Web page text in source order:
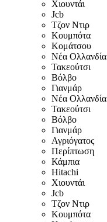
Χιουντάι
Jcb
Τζον Ντιρ
Κουμπότα
Κομάτσου
Νέα Ολλανδία
Τακεούτσι
Βόλβο
Γιανμάρ
Νέα Ολλανδία
Τακεούτσι
Βόλβο
Γιανμάρ
Αγριόγατος
Περίπτωση
Κάμπια
Hitachi
Χιουντάι
Jcb
Τζον Ντιρ
Κουμπότα